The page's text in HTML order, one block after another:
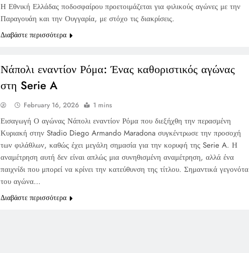
Η Εθνική Ελλάδας ποδοσφαίρου προετοιμάζεται για φιλικούς αγώνες με την
Παραγουάη και την Ουγγαρία, με στόχο τις διακρίσεις.
Διαβάστε περισσότερα
Νάπολι εναντίον Ρόμα: Ένας καθοριστικός αγώνας
στη Serie A
February 16, 2026 1 mins
Εισαγωγή Ο αγώνας Νάπολι εναντίον Ρόμα που διεξήχθη την περασμένη
Κυριακή στην Stadio Diego Armando Maradona συγκέντρωσε την προσοχή
των φιλάθλων, καθώς έχει μεγάλη σημασία για την κορυφή της Serie A. Η
αναμέτρηση αυτή δεν είναι απλώς μια συνηθισμένη αναμέτρηση, αλλά ένα
παιχνίδι που μπορεί να κρίνει την κατεύθυνση της τίτλου. Σημαντικά γεγονότα
του αγώνα…
Διαβάστε περισσότερα